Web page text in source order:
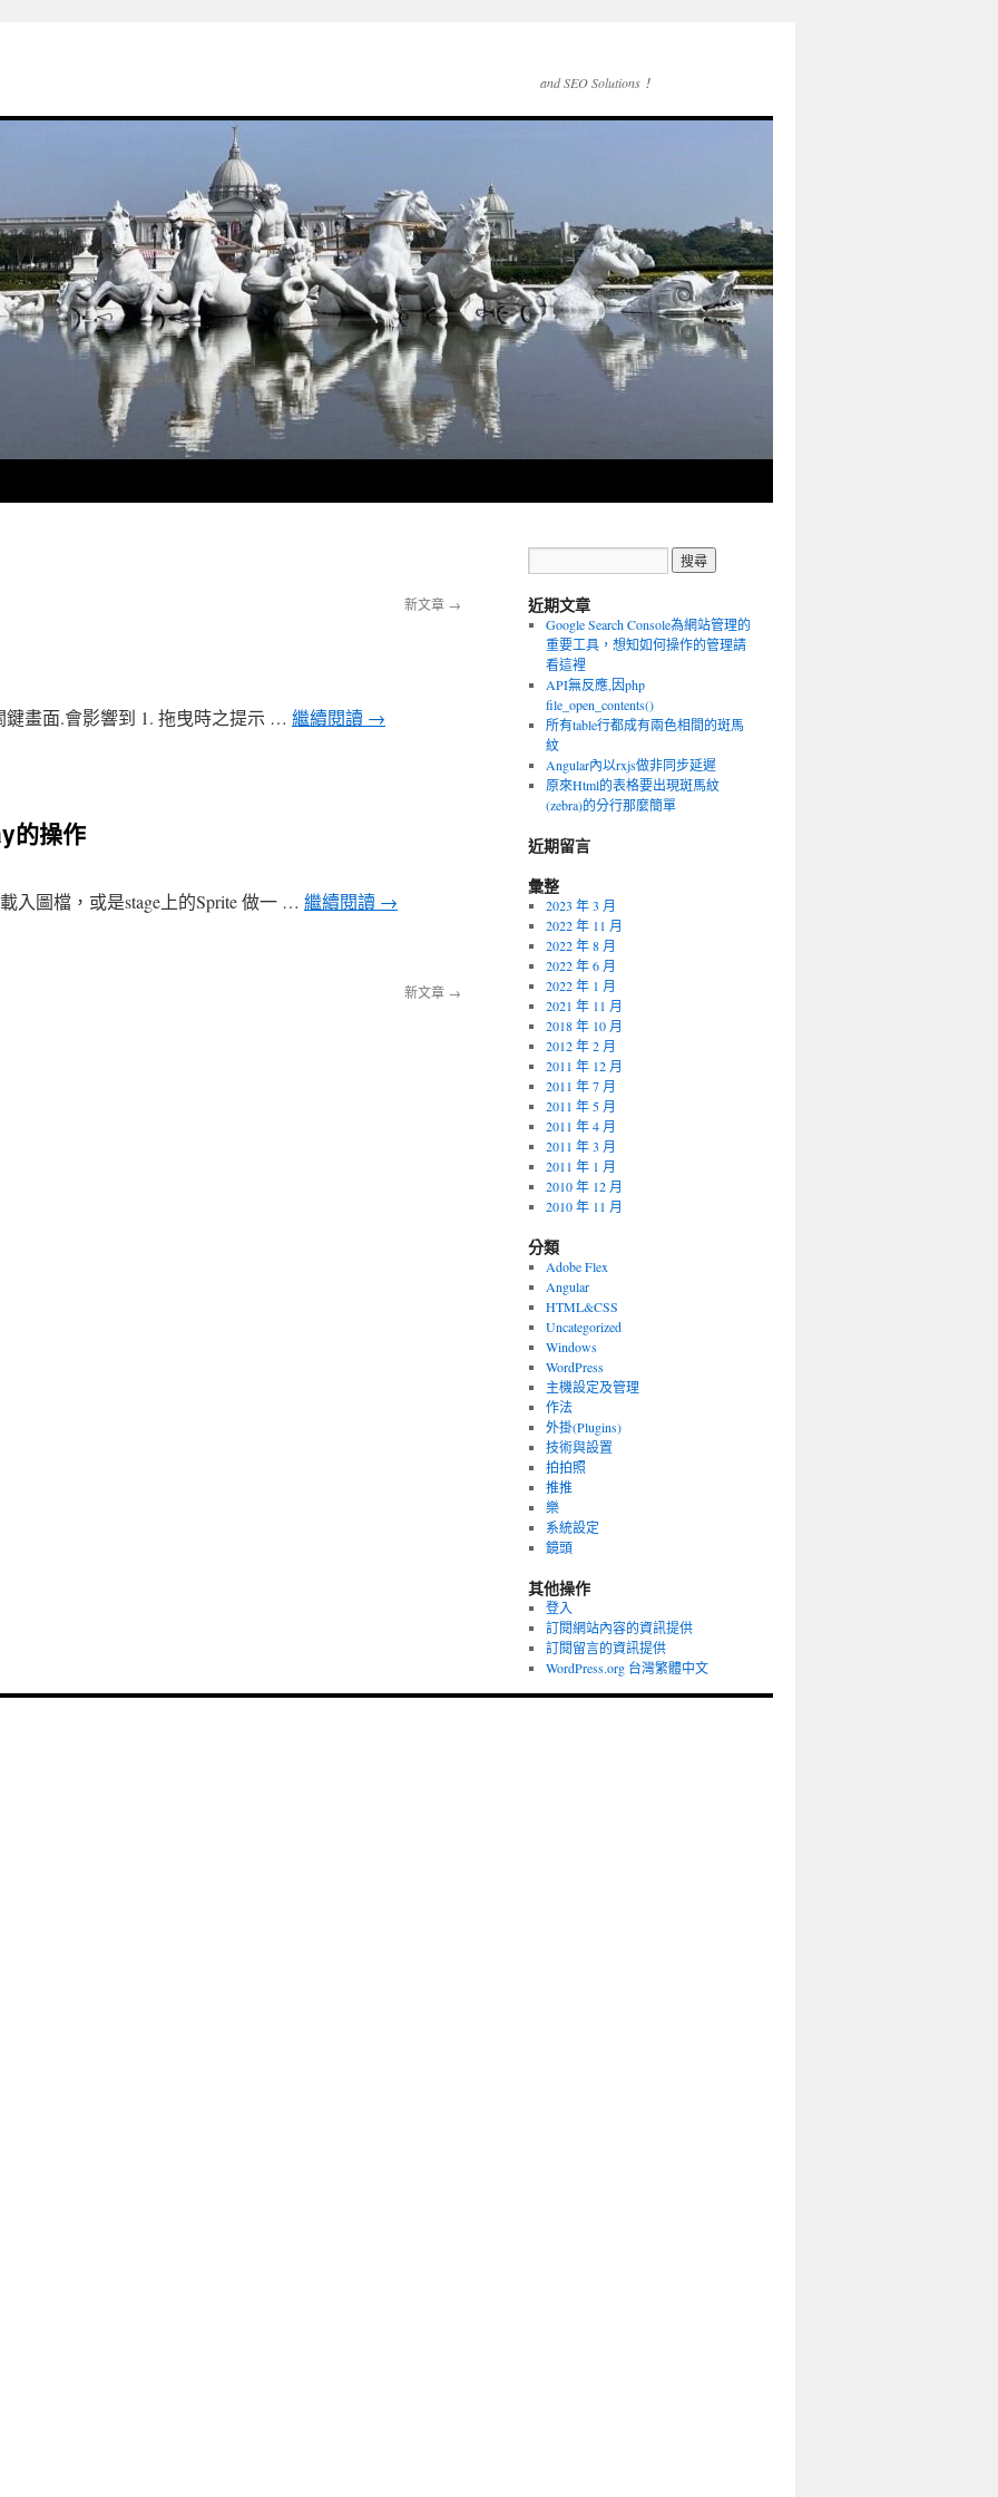
and SEO Solutions！
新文章 →
鍵畫面.會影響到 1. 拖曳時之提示 … 繼續閱讀 →
的操作
入圖檔，或是stage上的Sprite 做一 … 繼續閱讀 →
新文章 →
近期文章
Google Search Console為網站管理的
重要工具，想知如何操作的管理請
看這裡
API無反應,因php
file_open_contents()
所有table行都成有兩色相間的斑馬
紋
Angular內以rxjs做非同步延遲
原來Html的表格要出現斑馬紋
(zebra)的分行那麼簡單
近期留言
彙整
2023 年 3 月
2022 年 11 月
2022 年 8 月
2022 年 6 月
2022 年 1 月
2021 年 11 月
2018 年 10 月
2012 年 2 月
2011 年 12 月
2011 年 7 月
2011 年 5 月
2011 年 4 月
2011 年 3 月
2011 年 1 月
2010 年 12 月
2010 年 11 月
分類
Adobe Flex
Angular
HTML&CSS
Uncategorized
Windows
WordPress
主機設定及管理
作法
外掛(Plugins)
技術與設置
拍拍照
推推
樂
系統設定
鏡頭
其他操作
登入
訂閱網站內容的資訊提供
訂閱留言的資訊提供
WordPress.org 台灣繁體中文